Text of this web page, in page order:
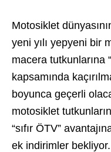
Motosiklet
yeni yılı yepyeni bir
macera tutkunlarına
kapsamında
boyunca geçerli
motosiklet
“sıfır ÖTV”
ek indirimler bekliyor.